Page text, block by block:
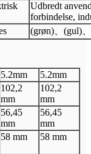
Udbredt
forbindelse,
(grøn) (gul)
5.2mm 5.2mm
102,2
mm
102,2
mm
56,45
mm
56,45
mm
58 mm 58 mm